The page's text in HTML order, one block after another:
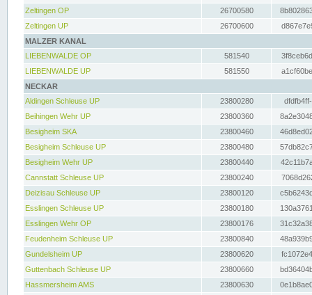
Zeltingen OP
26700580
Zeltingen UP
26700600
MALZER KANAL
LIEBENWALDE OP
581540
LIEBENWALDE UP
581550
NECKAR
Aldingen Schleuse UP
23800280
Beihingen Wehr UP
23800360
Besigheim SKA
23800460
Besigheim Schleuse UP
23800480
Besigheim Wehr UP
23800440
Cannstatt Schleuse UP
23800240
Deizisau Schleuse UP
23800120
Esslingen Schleuse UP
23800180
Esslingen Wehr OP
23800176
Feudenheim Schleuse UP
23800840
Gundelsheim UP
23800620
Guttenbach Schleuse UP
23800660
Hassmersheim AMS
23800630